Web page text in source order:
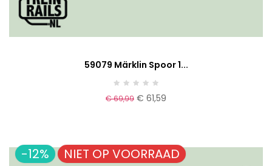
59079 Märklin Spoor 1...
€ 69,99 € 61,59
-12% NIET OP VOORRAAD